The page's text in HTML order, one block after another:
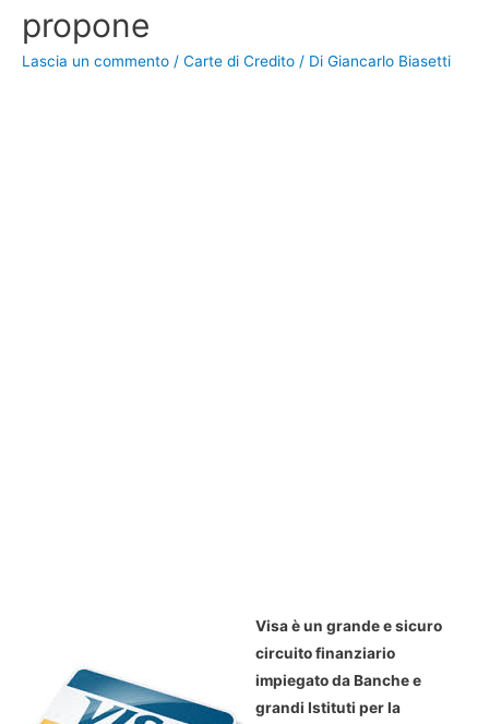
propone
Lascia un commento / Carte di Credito / Di Giancarlo Biasetti
Visa è un grande e sicuro
circuito finanziario
impiegato da Banche e
grandi Istituti per la